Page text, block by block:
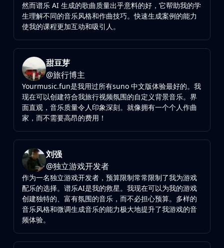
然而谱乐 AI 生成的歌曲质量出乎意料的好，它帮助我的学
生理解不同的音乐风格和作曲技巧。快速生成案例的能力
使我的课程更加互动和吸引人。
甜豆芽
@旅行博主
Yourmusic.fun是我用过所有suno 中文版体验最好的。我
现在可以创建符合我旅行视频氛围的自定义背景音乐。界
面直观，音乐质量令人印象深刻。就像拥有一个个人作曲
家，而不需要高昂的费用！
刘强
@独立游戏开发者
作为一名独立游戏开发者，预算限制常常限制了我为游戏
配乐的选择。谱乐AI是我的救星。我现在可以为我的游戏
创建独特的、富有氛围的音乐，而不必担心预算。多样的
音乐风格和微调生成音乐的能力极大地提升了我游戏的音
频体验。